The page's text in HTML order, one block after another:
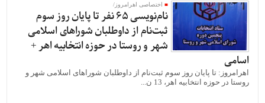
اختصاصی اهرامروز/
نام‌نویسی 65 نفر تا پایان روز سوم
ثبت‌نام از داوطلبان شوراهای اسلامی
شهر و روستا در حوزه انتخابیه اهر +
اسامی
اهرامروز: تا پایان روز سوم ثبت‌نام از داوطلبان شوراهای اسلامی شهر و
روستا در حوزه انتخابیه اهر، 13 ن...